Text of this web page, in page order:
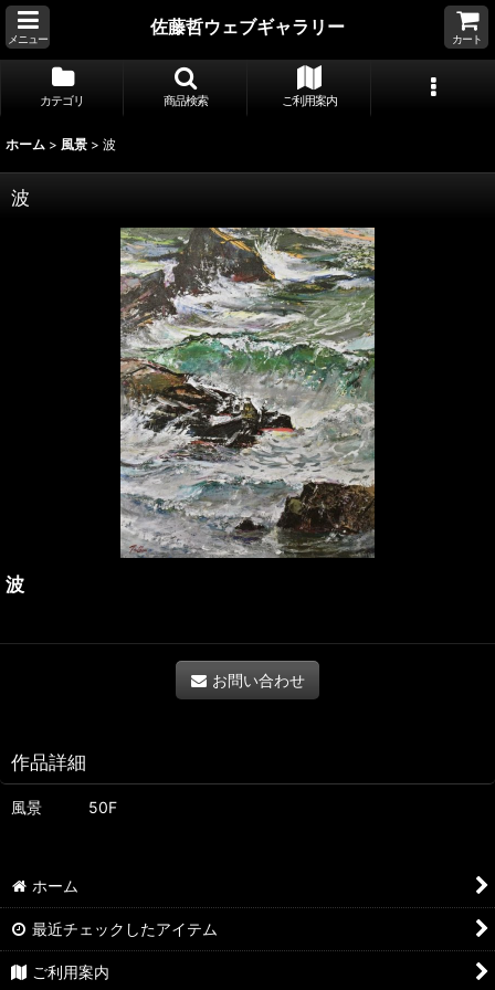
メニュー
佐藤哲ウェブギャラリー
カート
カテゴリ 商品検索 ご利用案内
ホーム > 風景 > 波
波
波
お問い合わせ
作品詳細
風景 50F
ホーム
最近チェックしたアイテム
ご利用案内